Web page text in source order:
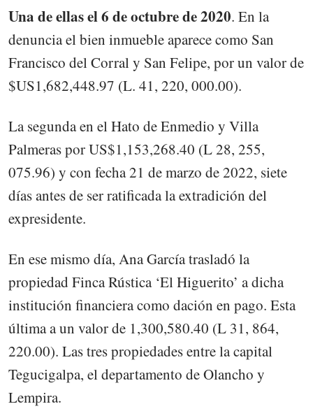
Una de ellas el 6 de octubre de 2020. En la
denuncia el bien inmueble aparece como San
Francisco del Corral y San Felipe, por un valor de
$US1,682,448.97 (L. 41, 220, 000.00).
La segunda en el Hato de Enmedio y Villa
Palmeras por US$1,153,268.40 (L 28, 255,
075.96) y con fecha 21 de marzo de 2022, siete
días antes de ser ratificada la extradición del
expresidente.
En ese mismo día, Ana García trasladó la
propiedad Finca Rústica ‘El Higuerito’ a dicha
institución financiera como dación en pago. Esta
última a un valor de 1,300,580.40 (L 31, 864,
220.00). Las tres propiedades entre la capital
Tegucigalpa, el departamento de Olancho y
Lempira.